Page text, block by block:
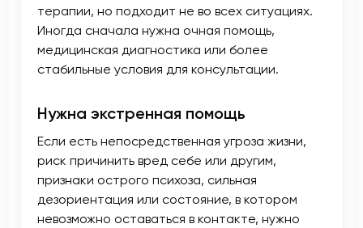
терапии, но подходит не во всех ситуациях.
Иногда сначала нужна очная помощь,
медицинская диагностика или более
стабильные условия для консультации.
Нужна экстренная помощь
Если есть непосредственная угроза жизни,
риск причинить вред себе или другим,
признаки острого психоза, сильная
дезориентация или состояние, в котором
невозможно оставаться в контакте, нужно